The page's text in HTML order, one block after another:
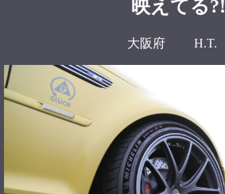
映えてる?!
大阪府 H.T.